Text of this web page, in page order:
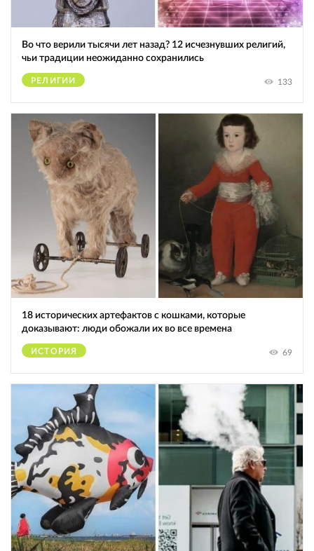
Во что верили тысячи лет назад? 12 исчезнувших религий,
чьи традиции неожиданно сохранились
РЕЛИГИИ 133
18 исторических артефактов с кошками, которые
доказывают: люди обожали их во все времена
ИСТОРИЯ 69